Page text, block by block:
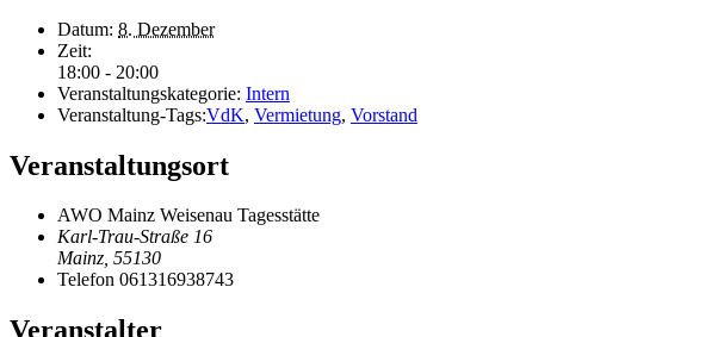
Datum: 8. Dezember
Zeit:
18:00 - 20:00
Veranstaltungskategorie: Intern
Veranstaltung-Tags:VdK, Vermietung, Vorstand
Veranstaltungsort
AWO Mainz Weisenau Tagesstätte
Karl-Trau-Straße 16
Mainz, 55130
Telefon 061316938743
Veranstalter